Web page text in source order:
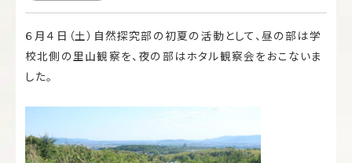
６月４日（土）自然探究部の初夏の活動として、昼の部は学
校北側の里山観察を、夜の部はホタル観察会をおこないま
した。